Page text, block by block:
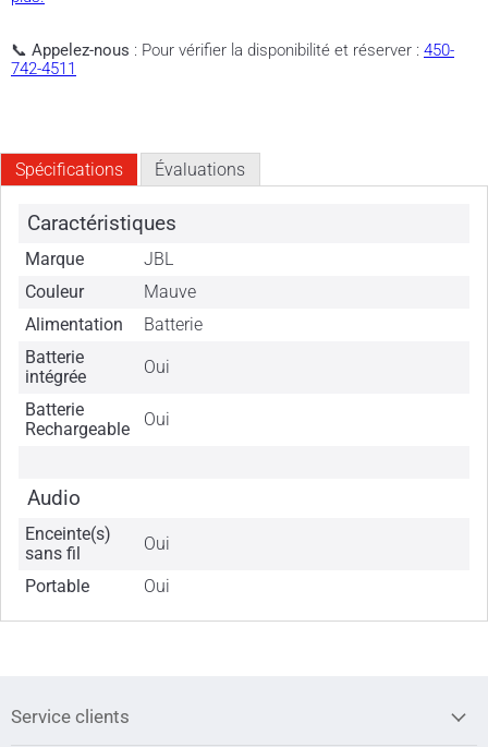
📞 Appelez-nous : Pour vérifier la disponibilité et réserver : 450-
742-4511
Spécifications Évaluations
Caractéristiques
Marque
JBL
Couleur
Mauve
Alimentation
Batterie
Batterie
intégrée
Oui
Batterie
Rechargeable
Oui
Audio
Enceinte(s)
sans fil
Oui
Portable Oui
Service clients